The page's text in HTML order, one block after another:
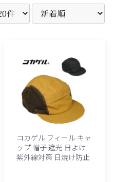
コカゲル フィール キャ
ップ 帽子 遮光 日よけ
紫外線対策 日焼け防止